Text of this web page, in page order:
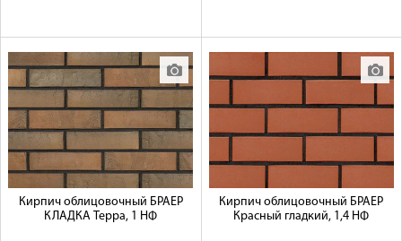
Кирпич облицовочный БРАЕР
КЛАДКА Терра, 1 НФ
Кирпич облицовочный БРАЕР
Красный гладкий, 1,4 НФ